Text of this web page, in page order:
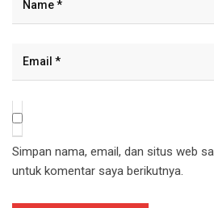
Simpan nama, email, dan situs web
untuk komentar saya berikutnya.